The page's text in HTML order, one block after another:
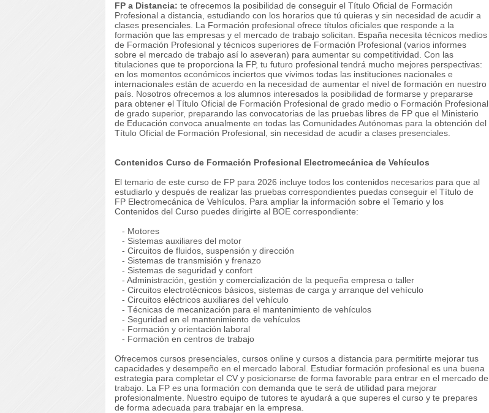
FP a Distancia: te ofrecemos la posibilidad de conseguir el Título Oficial de Formación
Profesional a distancia, estudiando con los horarios que tú quieras y sin necesidad de acudir a
clases presenciales. La Formación profesional ofrece títulos oficiales que responde a la
formación que las empresas y el mercado de trabajo solicitan. España necesita técnicos medios
de Formación Profesional y técnicos superiores de Formación Profesional (varios informes
sobre el mercado de trabajo así lo aseveran) para aumentar su competitividad. Con las
titulaciones que te proporciona la FP, tu futuro profesional tendrá mucho mejores perspectivas:
en los momentos económicos inciertos que vivimos todas las instituciones nacionales e
internacionales están de acuerdo en la necesidad de aumentar el nivel de formación en nuestro
país. Nosotros ofrecemos a los alumnos interesados la posibilidad de formarse y prepararse
para obtener el Título Oficial de Formación Profesional de grado medio o Formación Profesional
de grado superior, preparando las convocatorias de las pruebas libres de FP que el Ministerio
de Educación convoca anualmente en todas las Comunidades Autónomas para la obtención del
Título Oficial de Formación Profesional, sin necesidad de acudir a clases presenciales.
Contenidos Curso de Formación Profesional Electromecánica de Vehículos
El temario de este curso de FP para 2026 incluye todos los contenidos necesarios para que al
estudiarlo y después de realizar las pruebas correspondientes puedas conseguir el Título de
FP Electromecánica de Vehículos. Para ampliar la información sobre el Temario y los
Contenidos del Curso puedes dirigirte al BOE correspondiente:
- Motores
- Sistemas auxiliares del motor
- Circuitos de fluidos, suspensión y dirección
- Sistemas de transmisión y frenazo
- Sistemas de seguridad y confort
- Administración, gestión y comercialización de la pequeña empresa o taller
- Circuitos electrotécnicos básicos, sistemas de carga y arranque del vehículo
- Circuitos eléctricos auxiliares del vehículo
- Técnicas de mecanización para el mantenimiento de vehículos
- Seguridad en el mantenimiento de vehículos
- Formación y orientación laboral
- Formación en centros de trabajo
Ofrecemos cursos presenciales, cursos online y cursos a distancia para permitirte mejorar tus
capacidades y desempeño en el mercado laboral. Estudiar formación profesional es una buena
estrategia para completar el CV y posicionarse de forma favorable para entrar en el mercado de
trabajo. La FP es una formación con demanda que te será de utilidad para mejorar
profesionalmente. Nuestro equipo de tutores te ayudará a que superes el curso y te prepares
de forma adecuada para trabajar en la empresa.